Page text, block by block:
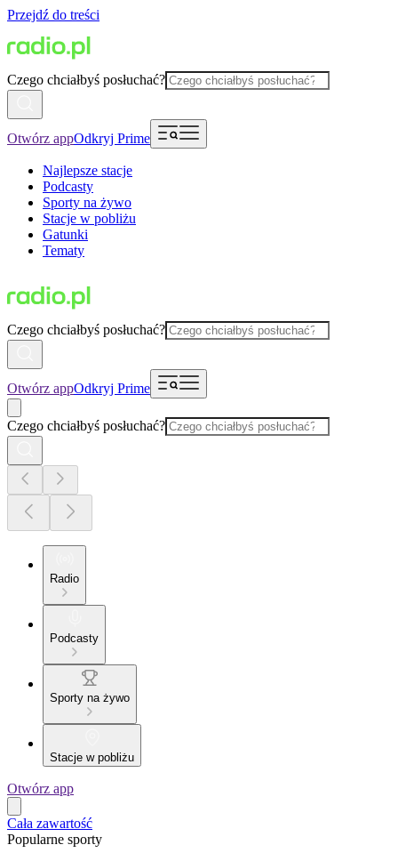
Przejdź do treści
Czego chciałbyś posłuchać?
Otwórz appOdkryj Prime
Najlepsze stacje
Podcasty
Sporty na żywo
Stacje w pobliżu
Gatunki
Tematy
Czego chciałbyś posłuchać?
Otwórz appOdkryj Prime
Czego chciałbyś posłuchać?
Radio
Podcasty
Sporty na żywo
Stacje w pobliżu
Otwórz app
Cała zawartość
Popularne sporty